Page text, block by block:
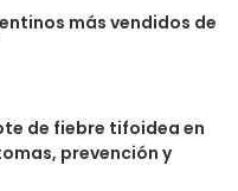
más vendidos de
de fiebre tifoidea en
prevención y